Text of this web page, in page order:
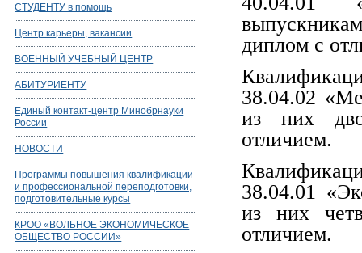
СТУДЕНТУ в помощь
Центр карьеры, вакансии
ВОЕННЫЙ УЧЕБНЫЙ ЦЕНТР
АБИТУРИЕНТУ
Единый контакт-центр Минобрнауки
России
НОВОСТИ
Программы повышения квалификации
и профессиональной переподготовки,
подготовительные курсы
КРОО «ВОЛЬНОЕ ЭКОНОМИЧЕСКОЕ
ОБЩЕСТВО РОССИИ»
диплом с
38.04.02
из них
отличием.
38.04.01
из них
отличием.